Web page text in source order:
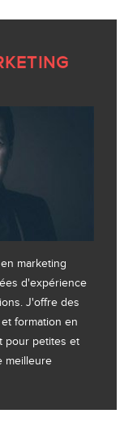
marketing
d'expérience
J'offre des
formation en
pour petites et
meilleure